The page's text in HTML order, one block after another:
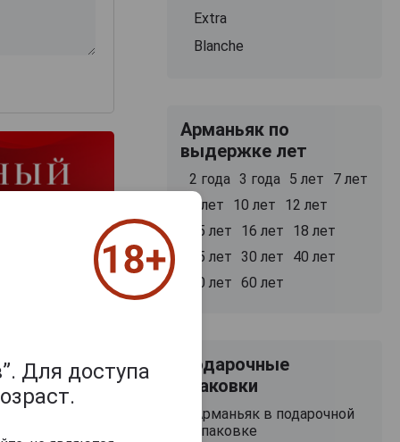
Extra
Blanche
Арманьяк по
выдержке лет
2 года 3 года 5 лет
7 лет
8 лет
10 лет
12 лет
15 лет
16 лет
18 лет
25 лет 30 лет
40 лет
50 лет 60 лет
Подарочные
упаковки
Арманьяк в подарочной
упаковке
Для доступа